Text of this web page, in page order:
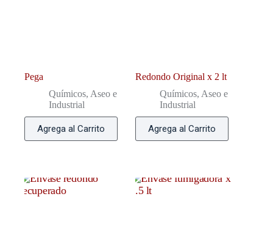
Pega
Químicos, Aseo e
Industrial
Agrega al Carrito
Redondo Original x 2 lt
Químicos, Aseo e
Industrial
Agrega al Carrito